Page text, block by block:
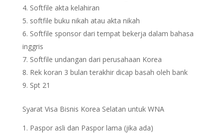
Softfile akta kelahiran
softfile buku nikah atau akta nikah
Softfile sponsor dari tempat bekerja dalam bahasa
inggris
Softfile undangan dari perusahaan Korea
Rek koran 3 bulan terakhir dicap basah oleh bank
Spt 21
Syarat Visa Bisnis Korea Selatan untuk WNA
Paspor asli dan Paspor lama (jika ada)